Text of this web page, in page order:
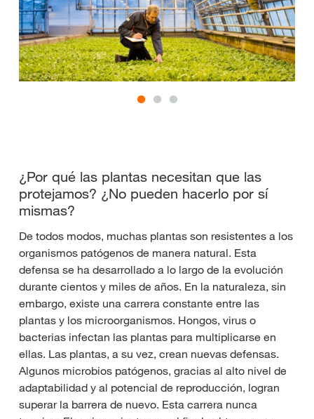
¿Por qué las plantas necesitan que las
protejamos? ¿No pueden hacerlo por sí
mismas?
De todos modos, muchas plantas son resistentes a los
organismos patógenos de manera natural. Esta
defensa se ha desarrollado a lo largo de la evolución
durante cientos y miles de años. En la naturaleza, sin
embargo, existe una carrera constante entre las
plantas y los microorganismos. Hongos, virus o
bacterias infectan las plantas para multiplicarse en
ellas. Las plantas, a su vez, crean nuevas defensas.
Algunos microbios patógenos, gracias al alto nivel de
adaptabilidad y al potencial de reproducción, logran
superar la barrera de nuevo. Esta carrera nunca